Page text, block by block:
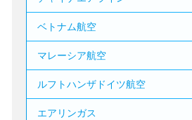
ベトナム航空
マレーシア航空
ルフトハンザドイツ航空
エアリンガス